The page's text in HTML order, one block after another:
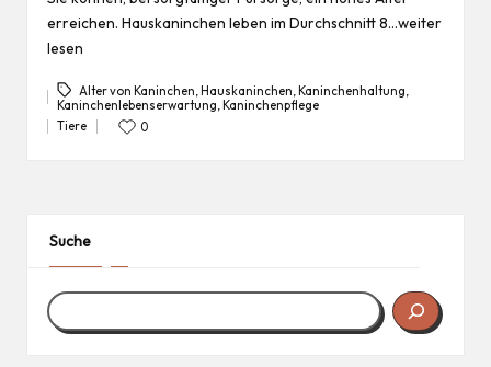
erreichen. Hauskaninchen leben im Durchschnitt 8…weiter
lesen
Tags:
Alter von Kaninchen ,Hauskaninchen ,Kaninchenhaltung
Kaninchenlebenserwartung Kaninchenpflege
Posted
Tiere 0
Suche